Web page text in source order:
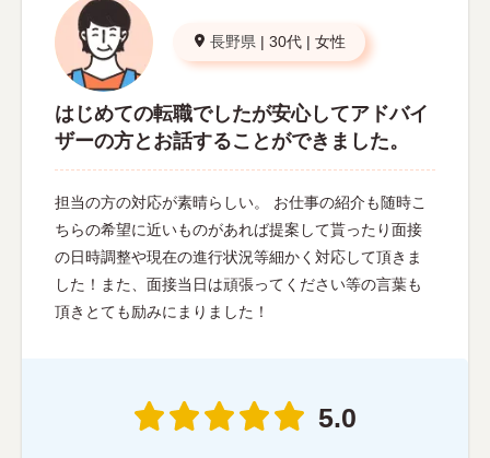
長野県 | 30代 | 女性
はじめての転職でしたが安心してアドバイ
ザーの方とお話することができました。
担当の方の対応が素晴らしい。 お仕事の紹介も随時こ
ちらの希望に近いものがあれば提案して貰ったり面接
の日時調整や現在の進行状況等細かく対応して頂きま
した！また、面接当日は頑張ってください等の言葉も
頂きとても励みにまりました！
5.0